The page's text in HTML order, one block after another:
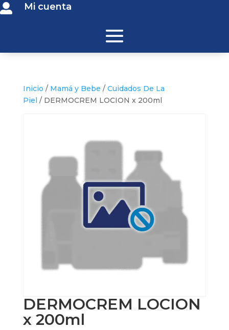
 Mi cuenta
Inicio / Mamá y Bebe / Cuidados De La
Piel / DERMOCREM LOCION x 200ml
DERMOCREM LOCION
x 200ml